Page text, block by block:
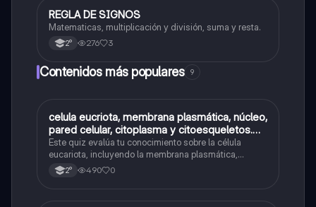
Matemáticas
REGLA DE SIGNOS
Matematicas, multiplicación y división, suma y resta.
2° 276 3
Contenidos más populares 9
CBiología
celula eucriota, membrana plasmática, núcleo,
pared celular, citoplasma y citoesqueletos.
nombre se las partes de la celula eucariota
Este quiz evalúa tu conocimiento sobre la célula
eucariota, incluyendo la membrana plasmática,
núcleo, pared celular, citoplasma y citoesqueleto.
2° 490 0